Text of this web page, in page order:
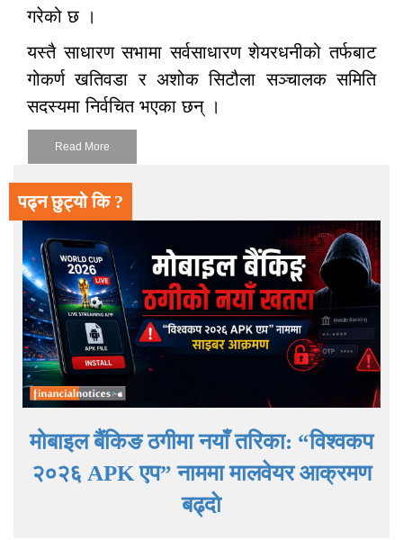
गरेको छ ।
यस्तै साधारण सभामा सर्वसाधारण शेयरधनीको तर्फबाट
गोकर्ण खतिवडा र अशोक सिटौला सञ्चालक समिति
सदस्यमा निर्वचित भएका छन् ।
Read More
पढ्न छुट्यो कि ?
मोबाइल बैंकिङ ठगीमा नयाँ तरिका: “विश्वकप
२०२६ APK एप” नाममा मालवेयर आक्रमण
बढ्दाे